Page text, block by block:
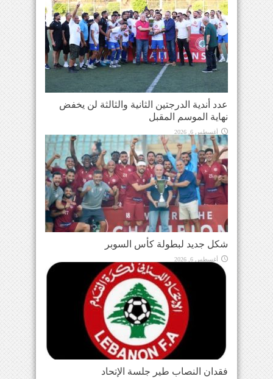
عدد أندية الدرجتين الثانية والثالثة لن يخفض
نهاية الموسم المقبل
أغسطس 6, 2026
شكل جديد لبطولة كأس السوبر
أغسطس 6, 2026
فقدان النصاب طير جلسة الإتحاد